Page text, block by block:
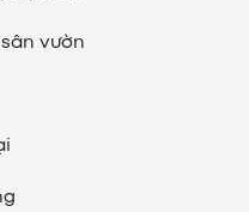
vườn